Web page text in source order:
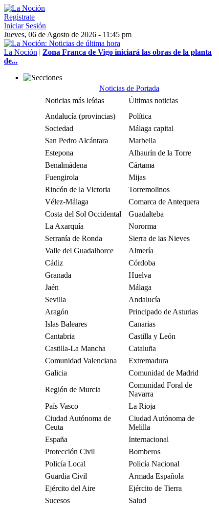
Regístrate
Iniciar Sesión
Jueves, 06 de Agosto de 2026 - 11:45 pm
La Noción | Zona Franca de Vigo iniciará las obras de la planta
de...
Noticias de Portada
Noticias más leídas
Últimas noticias
Andalucía (provincias)
Política
Sociedad
Málaga capital
San Pedro Alcántara
Marbella
Estepona
Alhaurín de la Torre
Benalmádena
Cártama
Fuengirola
Mijas
Rincón de la Victoria
Torremolinos
Vélez-Málaga
Comarca de Antequera
Costa del Sol Occidental
Guadalteba
La Axarquía
Nororma
Serranía de Ronda
Sierra de las Nieves
Valle del Guadalhorce
Almería
Cádiz
Córdoba
Granada
Huelva
Jaén
Málaga
Sevilla
Andalucía
Aragón
Principado de Asturias
Islas Baleares
Canarias
Cantabria
Castilla y León
Castilla-La Mancha
Cataluña
Comunidad Valenciana
Extremadura
Galicia
Comunidad de Madrid
Región de Murcia
Comunidad Foral de
Navarra
País Vasco
La Rioja
Ciudad Autónoma de
Ceuta
Ciudad Autónoma de
Melilla
España
Internacional
Protección Civil
Bomberos
Policía Local
Policía Nacional
Guardia Civil
Armada Española
Ejército del Aire
Ejército de Tierra
Sucesos
Salud